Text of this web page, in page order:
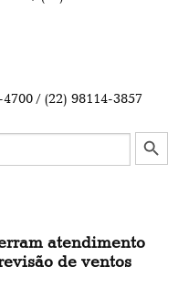
/ (22) 98114-3857
Search Button
atendimento
de ventos